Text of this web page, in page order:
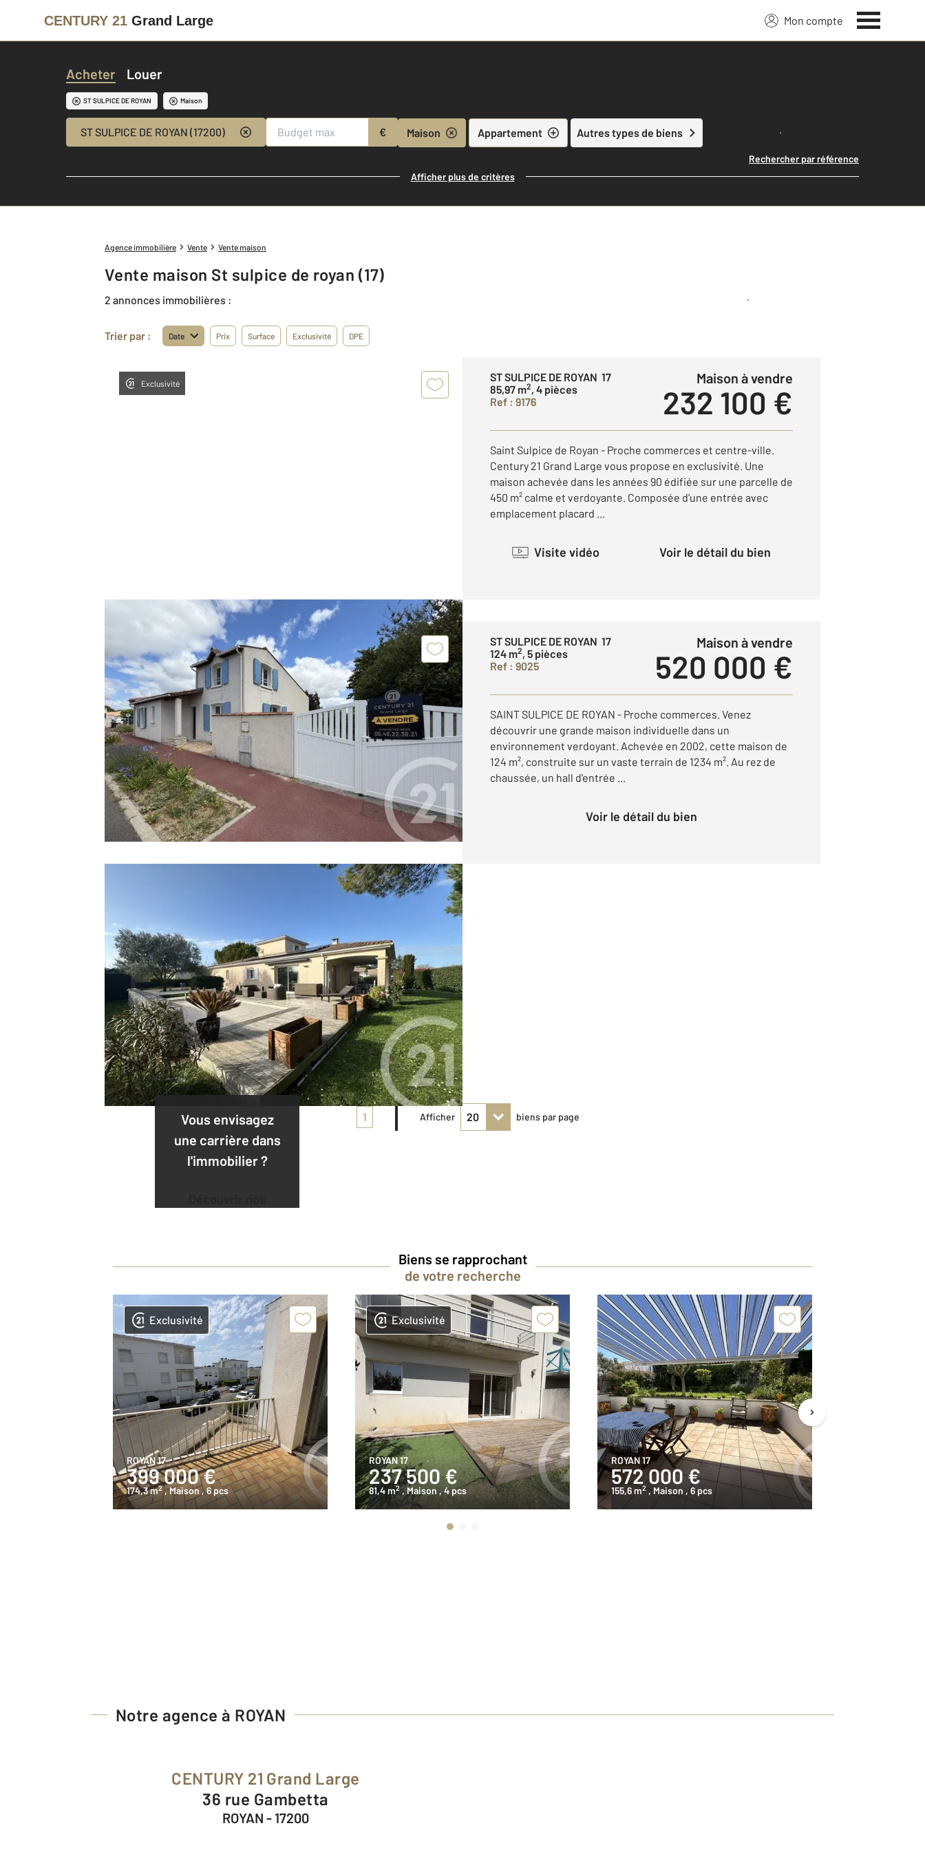
CENTURY 21 Grand Large Mon compte
Acheter Louer
ST SULPICE DE ROYAN Maison
ST SULPICE DE ROYAN (17200) € Maison Appartement Autres types de biens Lancer ma recherche
Rechercher par référence
Afficher plus de critères
Agence immobilière Vente Vente maison
Vente maison St sulpice de royan (17)
2 annonces immobilières : Créer une alerte
Trier par : Date Prix Surface Exclusivité DPE
Exclusivité
ST SULPICE DE ROYAN 17
85,97 m2, 4 pièces
Ref : 9176
Maison à vendre
232 100 €
Saint Sulpice de Royan - Proche commerces et centre-ville.
Century 21 Grand Large vous propose en exclusivité. Une
maison achevée dans les années 90 édifiée sur une parcelle de
450 m² calme et verdoyante. Composée d'une entrée avec
emplacement placard ...
Visite vidéo Voir le détail du bien
ST SULPICE DE ROYAN 17
124 m2, 5 pièces
Ref : 9025
Maison à vendre
520 000 €
SAINT SULPICE DE ROYAN - Proche commerces. Venez
découvrir une grande maison individuelle dans un
environnement verdoyant. Achevée en 2002, cette maison de
124 m², construite sur un vaste terrain de 1234 m². Au rez de
chaussée, un hall d'entrée ...
Voir le détail du bien
Vous envisagez
une carrière dans
l'immobilier ?
1 Afficher biens par page
Biens se rapprochant
de votre recherche
Exclusivité
ROYAN 17
399 000 €
174,3 m2 , Maison, 6 pcs
Exclusivité
ROYAN 17
237 500 €
81,4 m2 , Maison , 4 pcs
ROYAN 17
572 000 €
155,6 m2 , Maison , 6 pcs
Notre agence à ROYAN
CENTURY 21 Grand Large
36 rue Gambetta
ROYAN - 17200